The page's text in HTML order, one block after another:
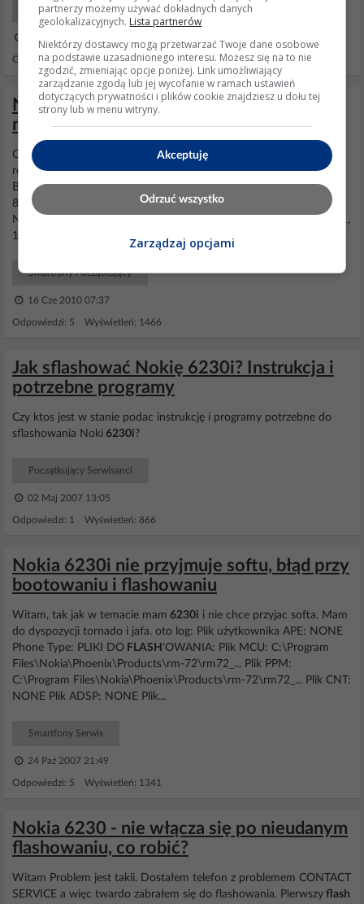
Smartfony Serwis
Odpowiedzi: 2 Wyświetleń: 923
Nokia 6230 po flashu nie robi resetów i
nie włącza się
Oto log z flashowania mtboxem: Phone is in: Phone is not
responding, power on phone! Processing File: rh12_28_11005.500
Boot... ASIC ID: 1052 TIKU BT2 te_2nd.fia te_amd.fia
84E0BD800E8146B8320535C86A33 Configuration Info (9F):
Number of Flashes: 4 00000000: Samsung, 00EC 22F8 0000 0011,
10 02000000: Samsung, 00EC...
Smartfony Początkujący
16 Cze 2010 07:37
Odpowiedzi: 5 Wyświetleń: 1466
Jak sflashować Nokię 6230i? Instrukcja i
potrzebne programy
Czy ktos jest w stanie podac instrukcję i programy potrzebne do
sflashowania Noki 6230i?
Początkujący Serwisanci
02 Maj 2007 13:05
Odpowiedzi: 1 Wyświetleń: 866
Nokia 6230i nie przyjmuje softu, błąd przy
bootowaniu i flashowaniu
Witam, tak jak w temacie mam 6230i i nie chce przyjac softa. Mam
do dyspozycji tornado i jafa. oto log: Plik użytkownika APE: NONE
Phone Type: PLIKI DO FLASH 'OWANIA: Plik MCU: C:\Program
Files\Nokia\Phoenix\Products\rm-72\rm72_... Plik PPM:
C:\Program Files\Nokia\Phoenix\Products\rm-72\rm72_... Plik CNT:
NONE Plik ADSP: NONE Plik...
Smartfony Serwis
24 Paź 2007 21:49
Odpowiedzi: 5 Wyświetleń: 1341
Nokia 6230 - nie włącza się po nieudanym
flashowaniu, co robić?
Witam Problem jest takii. Dostałem telefon z problemem CONTACT
SERVICE a więc twardo zabrałem się do flashowania. Pierwszy flash
partnerzy możemy używać dokładnych danych
geolokalizacyjnych. Lista partnerów
Niektórzy dostawcy mogą przetwarzać Twoje dane osobowe
na podstawie uzasadnionego interesu. Możesz się na to nie
zgodzić, zmieniając opcje poniżej. Link umożliwiający
zarządzanie zgodą lub jej wycofanie w ramach ustawień
dotyczących prywatności i plików cookie znajdziesz u dołu tej
strony lub w menu witryny.
Akceptuję
Odrzuć wszystko
Zarządzaj opcjami